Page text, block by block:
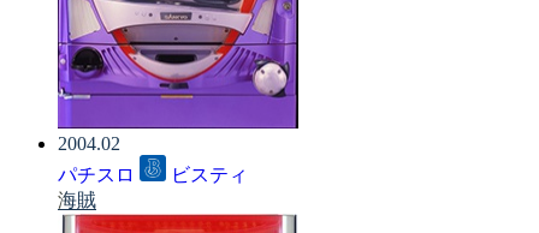
2004.02
パチスロ
ビスティ
海賊